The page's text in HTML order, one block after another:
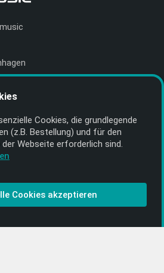
Cookies, die grund­legende
(z.B. Bestellung) und für den
Webseite erforderlich sind.
Cookies akzeptieren